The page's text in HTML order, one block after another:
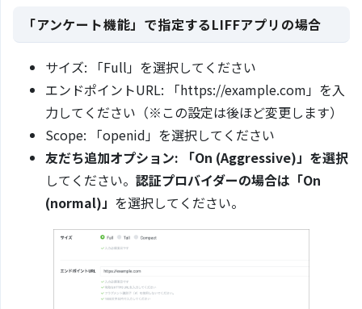
「アンケート機能」で指定するLIFFアプリの場合
サイズ: 「Full」を選択してください
エンドポイントURL: 「https://example.com」を入
力してください（※この設定は後ほど変更します）
Scope: 「openid」を選択してください
友だち追加オプション: 「On (Aggressive)」を選択
してください。 認証プロバイダーの場合は「On
(normal)」 を選択してください。